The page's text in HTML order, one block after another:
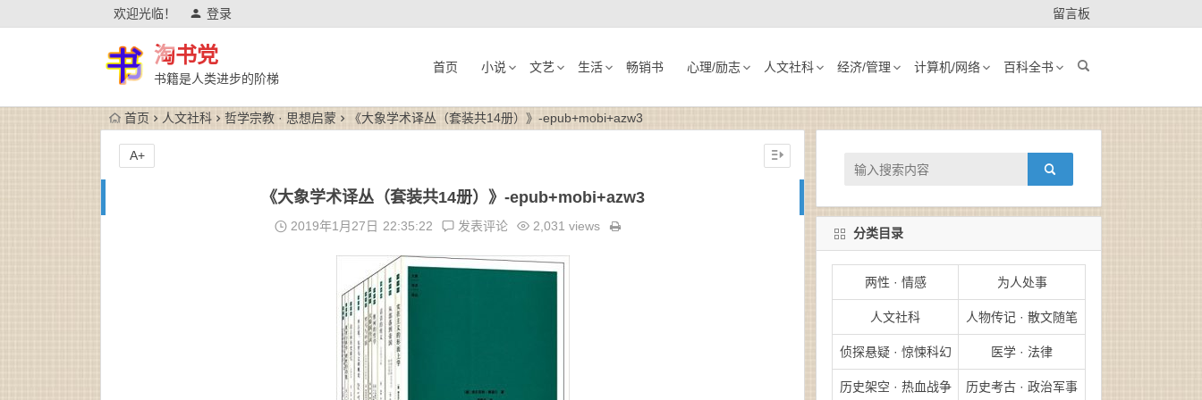
欢迎光临！ 登录 留言板
淘书党
书籍是人类进步的阶梯
首页 小说 文艺 生活 畅销书 心理/励志 人文社科 经济/管理 计算机/网络 百科全书
首页 人文社科 哲学宗教 · 思想启蒙 《大象学术译丛（套装共14册）》-epub+mobi+azw3
《大象学术译丛（套装共14册）》-epub+mobi+azw3
2019年1月27日 22:35:22 发表评论 2,031 views
A+
分类目录
两性 · 情感 为人处事
人文社科 人物传记 · 散文随笔
侦探悬疑 · 惊悚科幻 医学 · 法律
历史架空 · 热血战争 历史考古 · 政治军事